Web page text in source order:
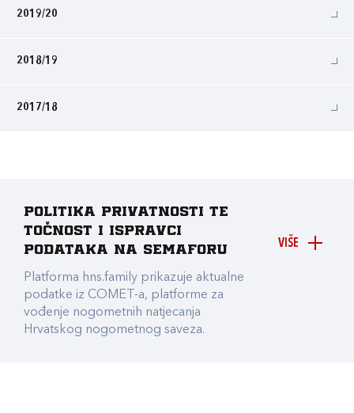
2019/20
2018/19
2017/18
VIŠE
Politika privatnosti te
točnost i ispravci
podataka na Semaforu
Platforma hns.family prikazuje aktualne
podatke iz COMET-a, platforme za
vođenje nogometnih natjecanja
Hrvatskog nogometnog saveza.